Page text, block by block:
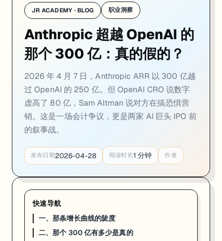
JR ACADEMY · BLOG 职业洞察
Anthropic 超越 OpenAI 的
那个 300 亿：真的假的？
2026 年 4 月 7 日，Anthropic ARR 以 300 亿越
过 OpenAI 的 250 亿。但 OpenAI CRO 说数字
虚高了 80 亿，Sam Altman 说对方在搞恐惧营
销。这是一场会计争议，更是两家 AI 巨头 IPO 前
的叙事战。
发布日期2026-04-28 阅读时长1 分钟 作者
快速导航
一、那条增长曲线的陡度
二、那个 300 亿有多少是真的